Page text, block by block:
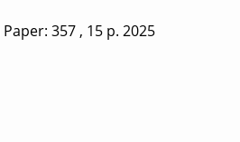
Paper: 357 , 15 p. 2025